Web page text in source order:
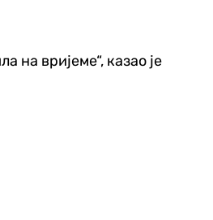
на вријеме“, казао је